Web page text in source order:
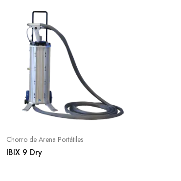
Chorro de Arena Portátiles
IBIX 9 Dry